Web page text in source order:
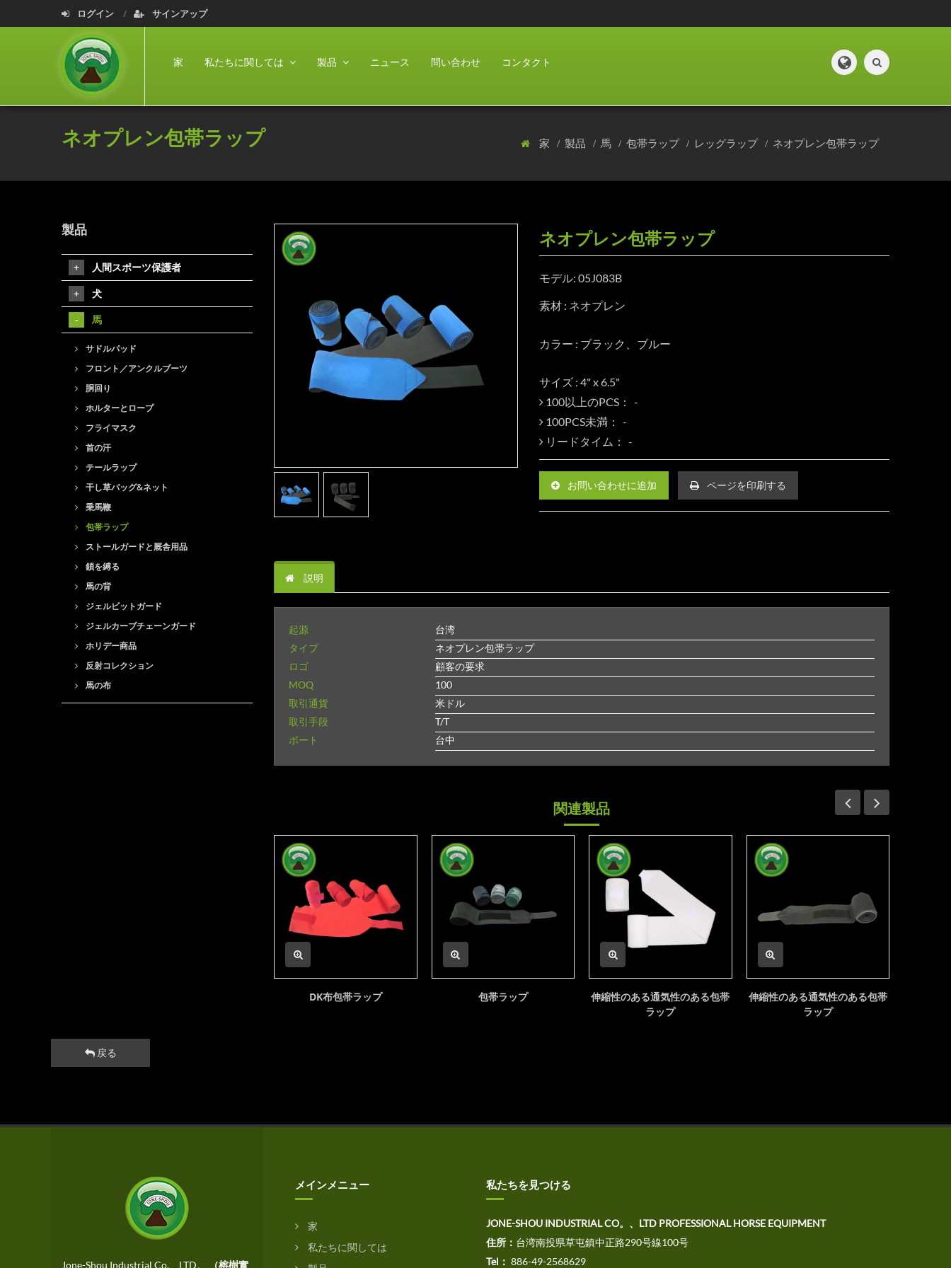
ログイン サインアップ
家 私たちに関しては 製品 ニュース 問い合わせ コンタクト
ネオプレン包帯ラップ 家 製品 馬 包帯ラップ レッグラップ ネオプレン包帯ラップ
ネオプレン包帯ラップ
モデル: 05J083B
素材 : ネオプレン
カラー : ブラック、ブルー
サイズ : 4" x 6.5"
100以上のPCS：
100PCS未満：
リードタイム：
お問い合わせに追加 ページを印刷する
説明
起源
台湾
タイプ
ネオプレン包帯ラップ
ロゴ
顧客の要求
MOQ
100
取引通貨
米ドル
取引手段
T/T
ポート
台中
関連製品
DK布包帯ラップ 包帯ラップ
伸縮性のある通気性のある包帯
ラップ
伸縮性のある通気性のある包帯
ラップ
製品
人間スポーツ保護者
犬
馬
サドルパッド
フロント／アンクルブーツ
胴回り
ホルターとロープ
フライマスク
首の汗
テールラップ
干し草バッグ&ネット
乗馬鞭
包帯ラップ
ストールガードと厩舎用品
鎖を縛る
馬の背
ジェルビットガード
ジェルカーブチェーンガード
ホリデー商品
反射コレクション
馬の布
戻る
Jone-Shou Industrial Co.、LTD。 （榕樹實
メインメニュー
家
私たちに関しては
私たちを見つける
JONE-SHOU INDUSTRIAL CO。、LTD PROFESSIONAL HORSE EQUIPMENT
住所： 台湾南投県草屯鎮中正路290号線100号
Tel： 886-49-2568629